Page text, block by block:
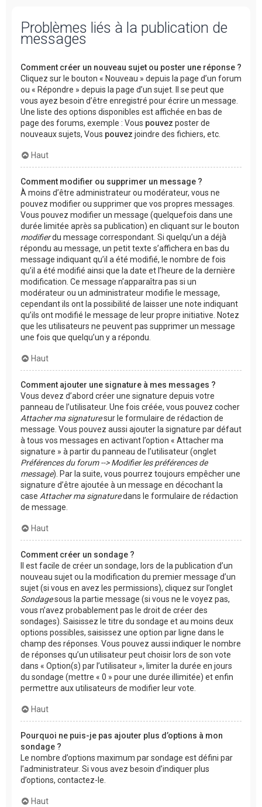
Problèmes liés à la publication de
messages
Comment créer un nouveau sujet ou poster une réponse ?
Cliquez sur le bouton « Nouveau » depuis la page d’un forum
ou « Répondre » depuis la page d’un sujet. Il se peut que
vous ayez besoin d’être enregistré pour écrire un message.
Une liste des options disponibles est affichée en bas de
page des forums, exemple : Vous pouvez poster de
nouveaux sujets, Vous pouvez joindre des fichiers, etc.
Haut
Comment modifier ou supprimer un message ?
À moins d’être administrateur ou modérateur, vous ne
pouvez modifier ou supprimer que vos propres messages.
Vous pouvez modifier un message (quelquefois dans une
durée limitée après sa publication) en cliquant sur le bouton
modifierdu message correspondant. Si quelqu’un a déjà
répondu au message, un petit texte s’affichera en bas du
message indiquant qu’il a été modifié, le nombre de fois
qu’il a été modifié ainsi que la date et l’heure de la dernière
modification. Ce message n’apparaîtra pas si un
modérateur ou un administrateur modifie le message,
cependant ils ont la possibilité de laisser une note indiquant
qu’ils ont modifié le message de leur propre initiative. Notez
que les utilisateurs ne peuvent pas supprimer un message
une fois que quelqu’un y a répondu.
Haut
Comment ajouter une signature à mes messages ?
Vous devez d’abord créer une signature depuis votre
panneau de l’utilisateur. Une fois créée, vous pouvez cocher
Attacher ma signaturesur le formulaire de rédaction de
message. Vous pouvez aussi ajouter la signature par défaut
à tous vos messages en activant l’option « Attacher ma
signature » à partir du panneau de l’utilisateur (onglet
Préférences du forum --> Modifier les préférences de
message). Par la suite, vous pourrez toujours empêcher une
signature d’être ajoutée à un message en décochant la
case Attacher ma signaturedans le formulaire de rédaction
de message.
Haut
Comment créer un sondage ?
Il est facile de créer un sondage, lors de la publication d’un
nouveau sujet ou la modification du premier message d’un
sujet (si vous en avez les permissions), cliquez sur l’onglet
Sondagesous la partie message (si vous ne le voyez pas,
vous n’avez probablement pas le droit de créer des
sondages). Saisissez le titre du sondage et au moins deux
options possibles, saisissez une option par ligne dans le
champ des réponses. Vous pouvez aussi indiquer le nombre
de réponses qu’un utilisateur peut choisir lors de son vote
dans « Option(s) par l’utilisateur », limiter la durée en jours
du sondage (mettre « 0 » pour une durée illimitée) et enfin
permettre aux utilisateurs de modifier leur vote.
Haut
Pourquoi ne puis-je pas ajouter plus d’options à mon
sondage ?
Le nombre d’options maximum par sondage est défini par
l’administrateur. Si vous avez besoin d’indiquer plus
d’options, contactez-le.
Haut